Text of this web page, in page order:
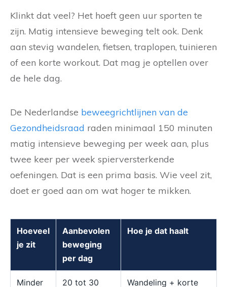
Klinkt dat veel? Het hoeft geen uur sporten te
zijn. Matig intensieve beweging telt ook. Denk
aan stevig wandelen, fietsen, traplopen, tuinieren
of een korte workout. Dat mag je optellen over
de hele dag.
De Nederlandse beweegrichtlijnen van de
Gezondheidsraad raden minimaal 150 minuten
matig intensieve beweging per week aan, plus
twee keer per week spierversterkende
oefeningen. Dat is een prima basis. Wie veel zit,
doet er goed aan om wat hoger te mikken.
Hoeveel
je zit
Aanbevolen
beweging
per dag
Hoe je dat haalt
Minder
20 tot 30
Wandeling + korte